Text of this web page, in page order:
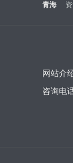
青海
网站介
咨询电